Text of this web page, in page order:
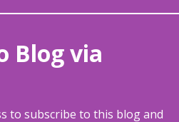
Blog via
to subscribe to this blog and